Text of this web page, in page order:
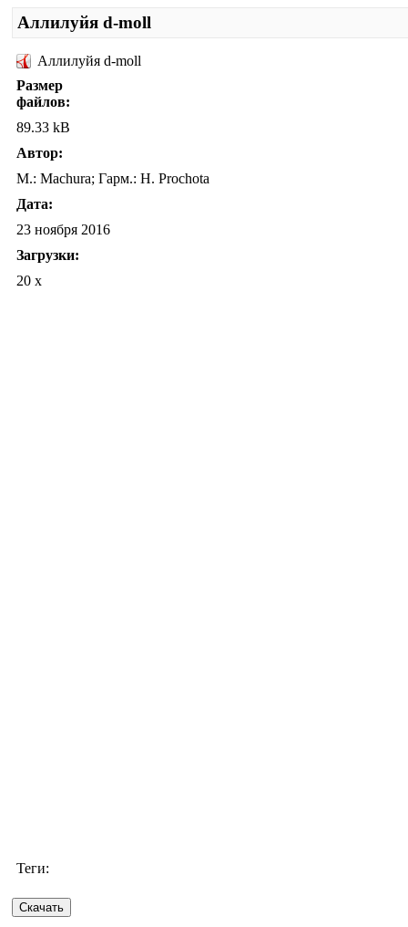
Аллилуйя d-moll
Аллилуйя d-moll
Размер
файлов:
89.33 kB
Автор:
М.: Machura; Гарм.: H. Prochota
Дата:
23 ноября 2016
Загрузки:
20 x
Теги: